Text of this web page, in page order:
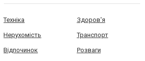
Техніка Здоров'я
Нерухомість Транспорт
Відпочинок Розваги